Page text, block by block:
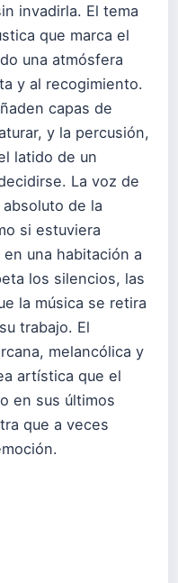
invadirla. El tema
que marca el
una atmósfera
y al recogimiento.
capas de
y la percusión,
latido de un
La voz de
de la
si estuviera
una habitación a
los silencios, las
la música se retira
trabajo. El
melancólica y
artística que el
en sus últimos
que a veces